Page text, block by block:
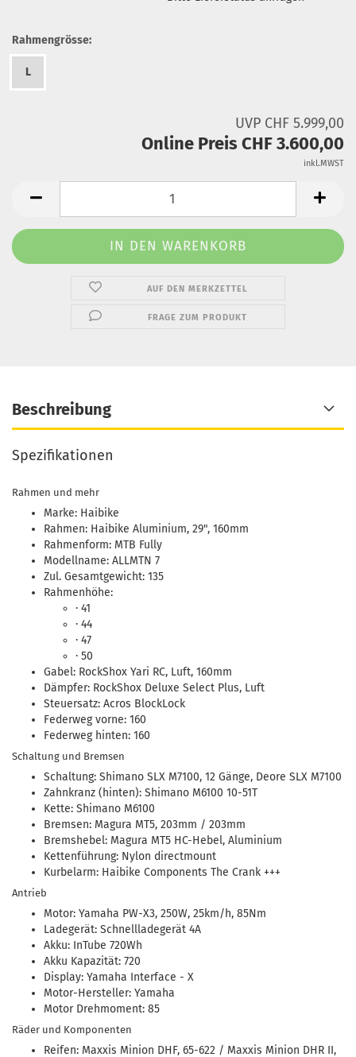
Rahmengrösse:
L
UVP CHF 5.999,00
Online Preis CHF 3.600,00
inkl.MWST
AUF DEN MERKZETTEL
FRAGE ZUM PRODUKT
Beschreibung
Spezifikationen
Rahmen und mehr
Marke: Haibike
Rahmen: Haibike Aluminium, 29", 160mm
Rahmenform: MTB Fully
Modellname: ALLMTN 7
Zul. Gesamtgewicht: 135
Rahmenhöhe:
· 41
· 44
· 47
· 50
Gabel: RockShox Yari RC, Luft, 160mm
Dämpfer: RockShox Deluxe Select Plus, Luft
Steuersatz: Acros BlockLock
Federweg vorne: 160
Federweg hinten: 160
Schaltung und Bremsen
Schaltung: Shimano SLX M7100, 12 Gänge, Deore SLX M7100
Zahnkranz (hinten): Shimano M6100 10-51T
Kette: Shimano M6100
Bremsen: Magura MT5, 203mm / 203mm
Bremshebel: Magura MT5 HC-Hebel, Aluminium
Kettenführung: Nylon directmount
Kurbelarm: Haibike Components The Crank +++
Antrieb
Motor: Yamaha PW-X3, 250W, 25km/h, 85Nm
Ladegerät: Schnellladegerät 4A
Akku: InTube 720Wh
Akku Kapazität: 720
Display: Yamaha Interface - X
Motor-Hersteller: Yamaha
Motor Drehmoment: 85
Räder und Komponenten
Reifen: Maxxis Minion DHF, 65-622 / Maxxis Minion DHR II,